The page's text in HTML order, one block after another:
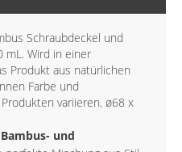
Schraubdeckel und
mL. Wird in einer
Produkt aus natürlichen
Farbe und
variieren. ø68 x
Bambus- und